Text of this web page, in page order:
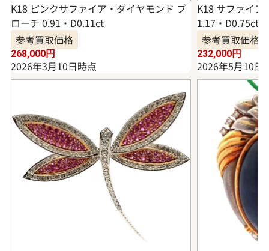
K18 ピンクサファイア・ダイヤモンド ブ
ローチ 0.91・D0.11ct
参考買取価格
268,000円
2026年3月10日時点
K18 サファイア
1.17・D0.75ct
参考買取価格
232,000円
2026年5月10日